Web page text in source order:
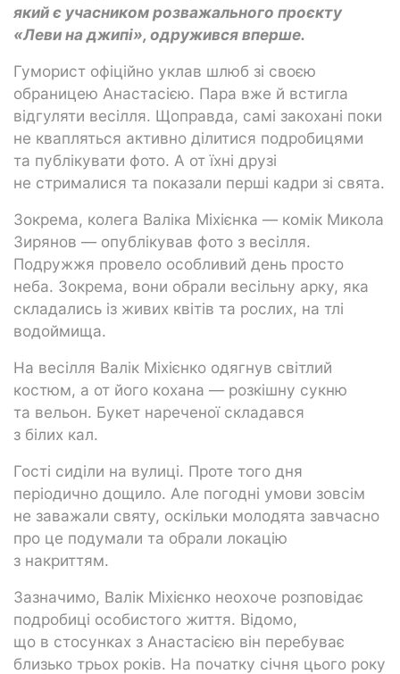
який є учасником розважального проєкту
«Леви на джипі», одружився вперше.
Гуморист офіційно уклав шлюб зі своєю
обраницею Анастасією. Пара вже й встигла
відгуляти весілля. Щоправда, самі закохані поки
не квапляться активно ділитися подробицями
та публікувати фото. А от їхні друзі
не стрималися та показали перші кадри зі свята.
Зокрема, колега Валіка Міхієнка — комік Микола
Зирянов — опублікував фото з весілля.
Подружжя провело особливий день просто
неба. Зокрема, вони обрали весільну арку, яка
складались із живих квітів та рослих, на тлі
водоймища.
На весілля Валік Міхієнко одягнув світлий
костюм, а от його кохана — розкішну сукню
та вельон. Букет нареченої складався
з білих кал.
Гості сиділи на вулиці. Проте того дня
періодично дощило. Але погодні умови зовсім
не заважали святу, оскільки молодята завчасно
про це подумали та обрали локацію
з накриттям.
Зазначимо, Валік Міхієнко неохоче розповідає
подробиці особистого життя. Відомо,
що в стосунках з Анастасією він перебуває
близько трьох років. На початку січня цього року